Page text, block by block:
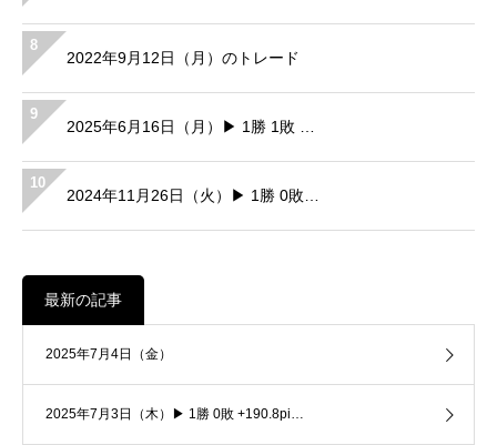
8
2022年9月12日（月）のトレード
9
2025年6月16日（月）▶ 1勝 1敗 …
10
2024年11月26日（火）▶ 1勝 0敗…
最新の記事
2025年7月4日（金）
2025年7月3日（木）▶ 1勝 0敗 +190.8pi…